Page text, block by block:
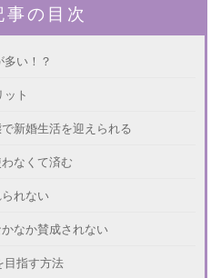
事の目次
い！？
ト
新婚生活を迎えられる
なくて済む
れない
なか賛成されない
目指す方法